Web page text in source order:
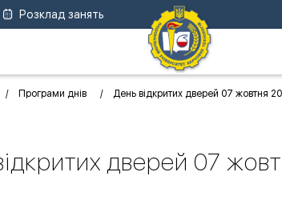
Розклад занять
Програми днів День відкритих дверей 07 жовтня
дверей 07